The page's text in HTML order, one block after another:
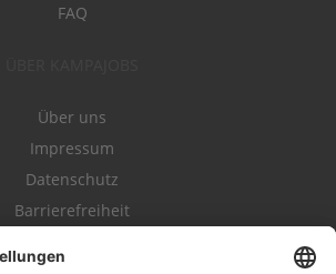
FAQ
Über uns
Impressum
Datenschutz
Barrierefreiheit